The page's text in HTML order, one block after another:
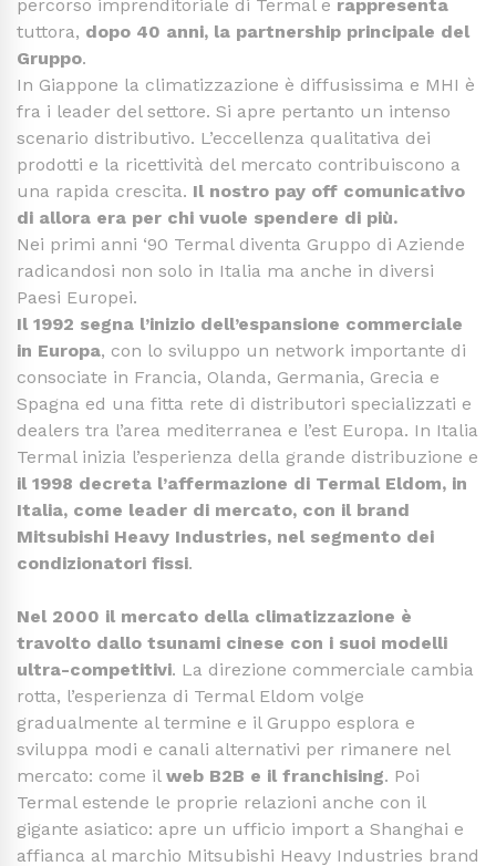
percorso imprenditoriale di Termal e rappresenta
tuttora, dopo 40 anni, la partnership principale del
Gruppo.
In Giappone la climatizzazione è diffusissima e MHI è
fra i leader del settore. Si apre pertanto un intenso
scenario distributivo. L’eccellenza qualitativa dei
prodotti e la ricettività del mercato contribuiscono a
una rapida crescita. Il nostro pay off comunicativo
di allora era per chi vuole spendere di più.
Nei primi anni ‘90 Termal diventa Gruppo di Aziende
radicandosi non solo in Italia ma anche in diversi
Paesi Europei.
Il 1992 segna l’inizio dell’espansione commerciale
in Europa, con lo sviluppo un network importante di
consociate in Francia, Olanda, Germania, Grecia e
Spagna ed una fitta rete di distributori specializzati e
dealers tra l’area mediterranea e l’est Europa. In Italia
Termal inizia l’esperienza della grande distribuzione e
il 1998 decreta l’affermazione di Termal Eldom, in
Italia, come leader di mercato, con il brand
Mitsubishi Heavy Industries, nel segmento dei
condizionatori fissi.
Nel 2000 il mercato della climatizzazione è
travolto dallo tsunami cinese con i suoi modelli
ultra-competitivi. La direzione commerciale cambia
rotta, l’esperienza di Termal Eldom volge
gradualmente al termine e il Gruppo esplora e
sviluppa modi e canali alternativi per rimanere nel
mercato: come il web B2B e il franchising. Poi
Termal estende le proprie relazioni anche con il
gigante asiatico: apre un ufficio import a Shanghai e
affianca al marchio Mitsubishi Heavy Industries brand